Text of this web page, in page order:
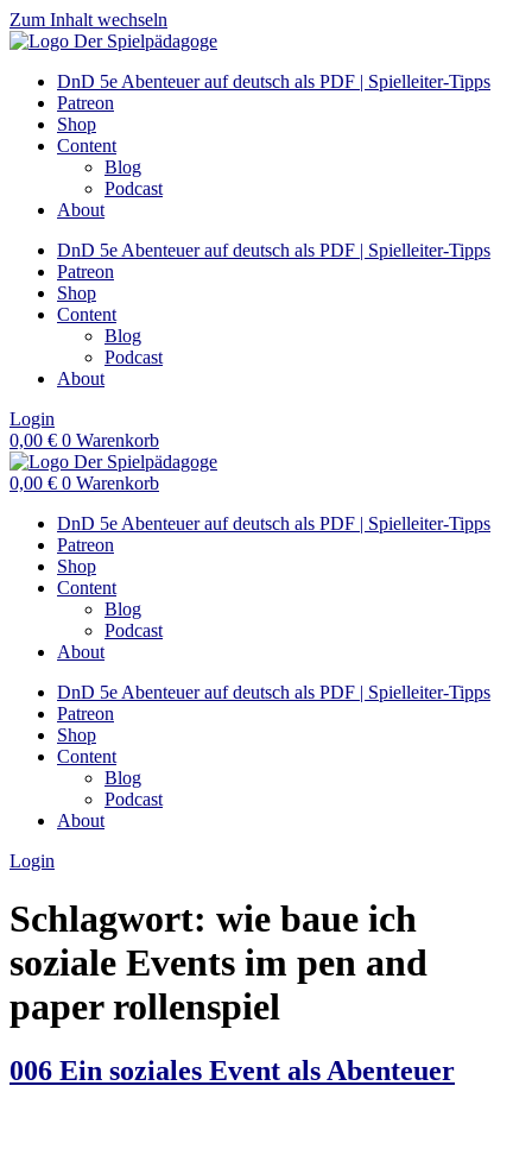
Zum Inhalt wechseln
DnD 5e Abenteuer auf deutsch als PDF | Spielleiter-Tipps
Patreon
Shop
Content
Blog
Podcast
About
DnD 5e Abenteuer auf deutsch als PDF | Spielleiter-Tipps
Patreon
Shop
Content
Blog
Podcast
About
Login
0,00 € 0 Warenkorb
0,00 € 0 Warenkorb
DnD 5e Abenteuer auf deutsch als PDF | Spielleiter-Tipps
Patreon
Shop
Content
Blog
Podcast
About
DnD 5e Abenteuer auf deutsch als PDF | Spielleiter-Tipps
Patreon
Shop
Content
Blog
Podcast
About
Login
Schlagwort: wie baue ich
soziale Events im pen and
paper rollenspiel
006 Ein soziales Event als Abenteuer